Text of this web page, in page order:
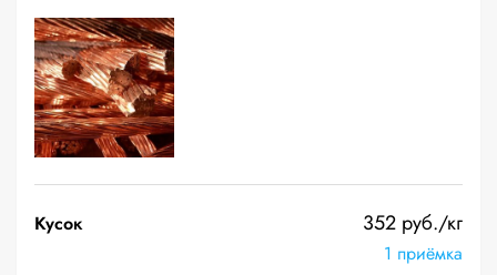
Кусок 352 руб./кг
1 приёмка